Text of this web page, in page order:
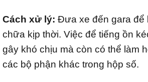
Cách xử lý: Đưa xe đến gara để
chữa kịp thời. Việc để tiếng ồn
gây khó chịu mà còn có thể làm
các bộ phận khác trong hộp số.